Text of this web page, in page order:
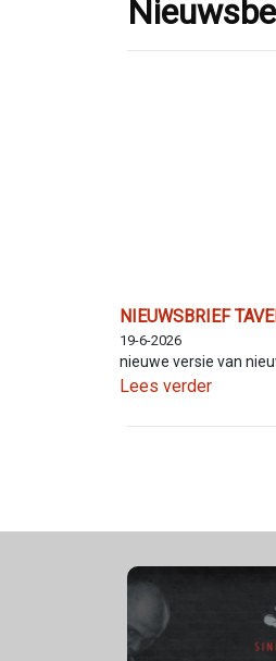
NIEUWSBRIEF
19-6-2026
nieuwe versie van
Lees verder